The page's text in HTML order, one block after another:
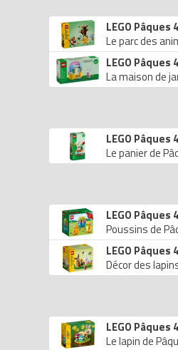
LEGO Pâques
Le parc des
LEGO Pâques
La maison de
LEGO Pâques
Le panier de
LEGO Pâques
Poussins de
LEGO Pâques
Décor des
LEGO Pâques
Le lapin de